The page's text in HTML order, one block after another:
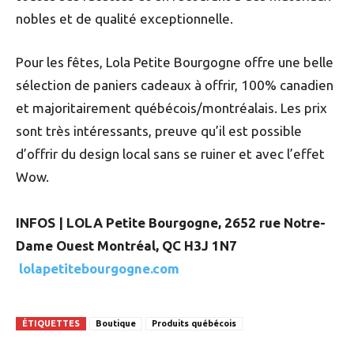
nobles et de qualité exceptionnelle.
Pour les fêtes, Lola Petite Bourgogne offre une belle
sélection de paniers cadeaux à offrir, 100% canadien
et majoritairement québécois/montréalais. Les prix
sont très intéressants, preuve qu’il est possible
d’offrir du design local sans se ruiner et avec l’effet
Wow.
INFOS | LOLA Petite Bourgogne, 2652 rue Notre-
Dame Ouest Montréal, QC H3J 1N7
lolapetitebourgogne.com
ÉTIQUETTES Boutique Produits québécois